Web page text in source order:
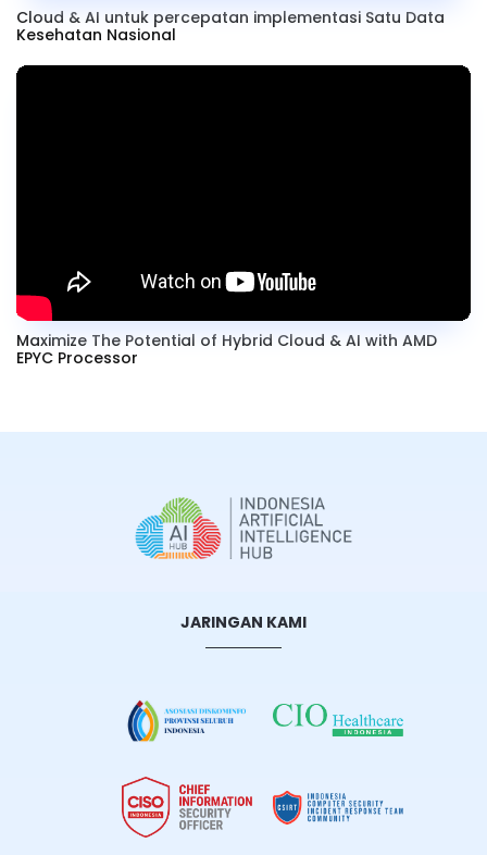
Cloud & AI untuk percepatan implementasi Satu Data
Kesehatan Nasional
Maximize The Potential of Hybrid Cloud & AI with AMD
EPYC Processor
JARINGAN KAMI